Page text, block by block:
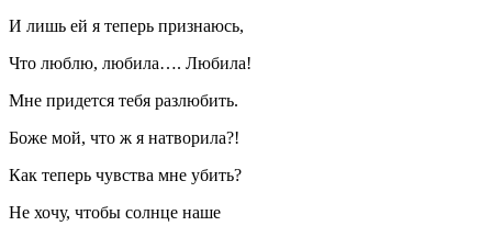
И лишь ей я теперь признаюсь,
Что люблю, любила…. Любила!
Мне придется тебя разлюбить.
Боже мой, что ж я натворила?!
Как теперь чувства мне убить?
Не хочу, чтобы солнце наше